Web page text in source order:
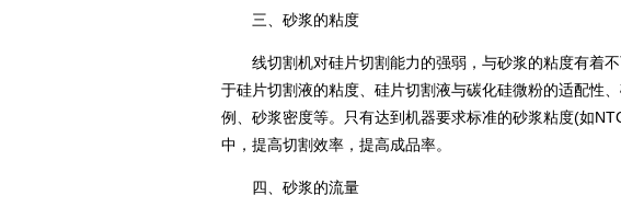
三、砂浆的粘度
线切割机对硅片切割能力的强弱，与砂浆的粘度有着不
于硅片切割液的粘度、硅片切割液与碳化硅微粉的适配性
例、砂浆密度等。只有达到机器要求标准的砂浆粘度(如
中，提高切割效率，提高成品率。
四、砂浆的流量